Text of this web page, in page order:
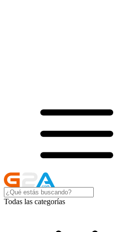
Todas las categorías